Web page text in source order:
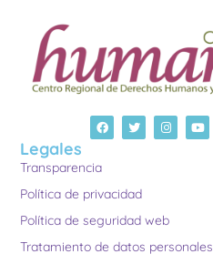
Legales
Transparencia
Política de privacidad
Política de seguridad web
Tratamiento de datos personales